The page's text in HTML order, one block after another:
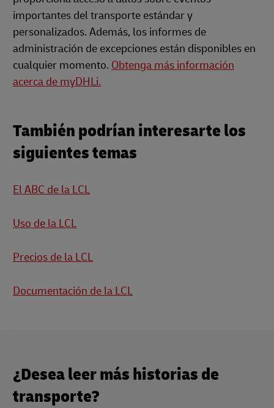
importantes del transporte estándar y
personalizados. Además, los informes de
administración de excepciones están disponibles en
cualquier momento. Obtenga más información
acerca de myDHLi.
También podrían interesarte los
siguientes temas
El ABC de la LCL
Uso de la LCL
Precios de la LCL
Documentación de la LCL
¿Desea leer más historias de
transporte?